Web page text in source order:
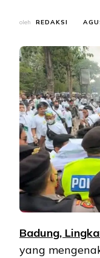
oleh REDAKSI
Badung,
yang